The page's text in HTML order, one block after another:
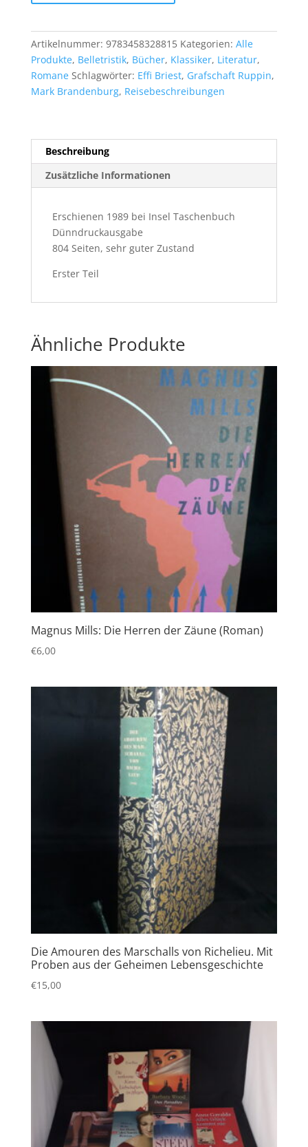
Wanderungen
die
Mark
Brandenburg.
Die
Artikelnummer: 9783458328815 Kategorien: Alle
Produkte, Belletristik, Bücher, Klassiker, Literatur,
Romane Schlagwörter: Effi Briest, Grafschaft Ruppin,
Mark Brandenburg, Reisebeschreibungen
Beschreibung
Zusätzliche Informationen
Erschienen 1989 bei Insel Taschenbuch
Dünndruckausgabe
804 Seiten, sehr guter Zustand
Erster Teil
Ähnliche Produkte
Magnus Mills: Die Herren der Zäune (Roman)
€6,00
Die Amouren des Marschalls von Richelieu. Mit
Proben aus der Geheimen Lebensgeschichte
€15,00